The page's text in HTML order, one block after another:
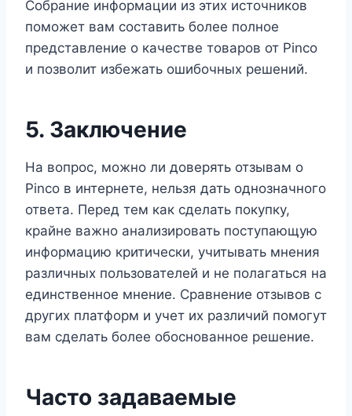
Собрание информации из этих источников
поможет вам составить более полное
представление о качестве товаров от Pinco
и позволит избежать ошибочных решений.
5. Заключение
На вопрос, можно ли доверять отзывам о
Pinco в интернете, нельзя дать однозначного
ответа. Перед тем как сделать покупку,
крайне важно анализировать поступающую
информацию критически, учитывать мнения
различных пользователей и не полагаться на
единственное мнение. Сравнение отзывов с
других платформ и учет их различий помогут
вам сделать более обоснованное решение.
Часто задаваемые